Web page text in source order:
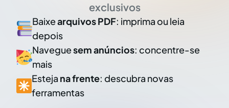
exclusivos
Baixearquivos PDF: imprima ou leia
depois
Naveguesem anúncios: concentre-se
mais
Esteja na frente: descubra novas
ferramentas